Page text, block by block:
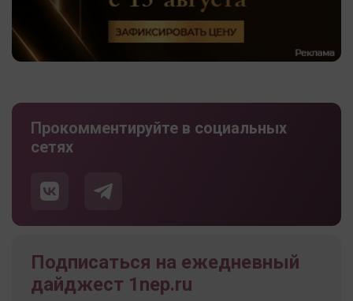
Прокомментируйте в социальных
сетях
Подписаться на ежедневный
дайджест 1nep.ru